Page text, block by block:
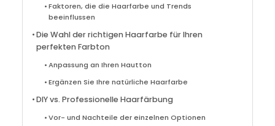
Faktoren, die die Haarfarbe und Trends
beeinflussen
Die Wahl der richtigen Haarfarbe für Ihren
perfekten Farbton
Anpassung an Ihren Hautton
Ergänzen Sie Ihre natürliche Haarfarbe
DIY vs. Professionelle Haarfärbung
Vor- und Nachteile der einzelnen Optionen